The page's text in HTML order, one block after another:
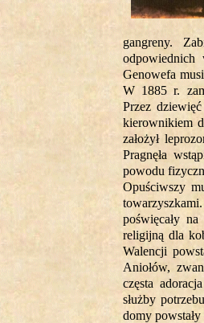
gangreny.
odpowiednich
Genowefa
W 1885 r.
Przez
kierownikiem
założył
Pragnęła
powodu
Opuściwszy
poświęcały
religijną dla
Walencji
Aniołów,
częsta
służby
domy